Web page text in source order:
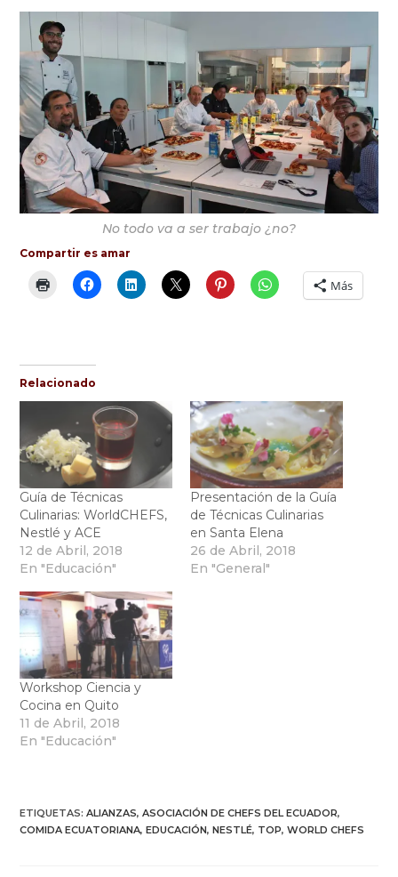
No todo va a ser trabajo ¿no?
Compartir es amar
Más
Relacionado
Guía de Técnicas
Culinarias: WorldCHEFS,
Nestlé y ACE
12 de Abril, 2018
En "Educación"
Presentación de la Guía
de Técnicas Culinarias
en Santa Elena
26 de Abril, 2018
En "General"
Workshop Ciencia y
Cocina en Quito
11 de Abril, 2018
En "Educación"
ETIQUETAS:ALIANZAS, ASOCIACIÓN DE CHEFS DEL ECUADOR,
COMIDA ECUATORIANA, EDUCACIÓN, NESTLÉ, TOP, WORLD CHEFS